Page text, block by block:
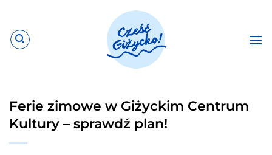
zawartości
Ferie zimowe w Giżyckim Centrum
Kultury – sprawdź plan!